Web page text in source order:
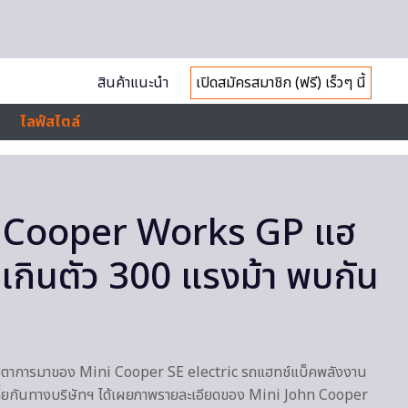
สินค้าแนะนำ
เปิดสมัครสมาชิก (ฟรี) เร็วๆ นี้
ไลฟ์สไตล์
Works GP แฮ
กินตัว 300 แรงม้า พบกัน
การมาของ Mini Cooper SE electric รถแฮทช์แบ็คพลังงาน
ยกันทางบริษัทฯ ได้เผยภาพรายละเอียดของ Mini John Cooper